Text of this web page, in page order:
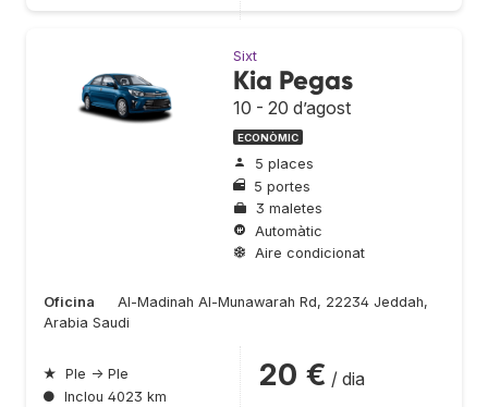
Sixt
Kia Pegas
10 - 20 d’agost
ECONÒMIC
5 places
5 portes
3 maletes
Automàtic
Aire condicionat
Oficina
Al-Madinah Al-Munawarah Rd, 22234 Jeddah,
Arabia Saudi
★ Ple → Ple
● Inclou 4023 km
20 € / dia